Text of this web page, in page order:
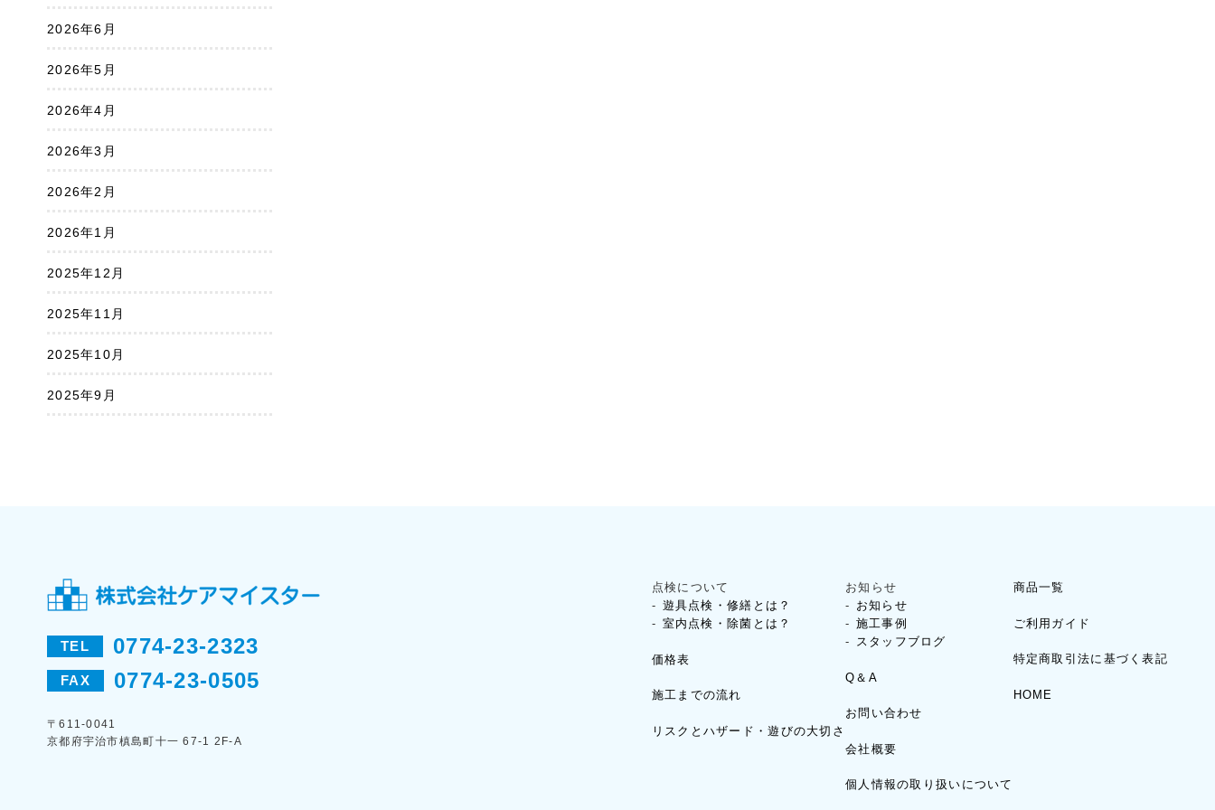
2026年6月
2026年5月
2026年4月
2026年3月
2026年2月
2026年1月
2025年12月
2025年11月
2025年10月
2025年9月
TEL 0774-23-2323
FAX 0774-23-0505
〒611-0041
京都府宇治市槙島町十一 67-1 2F-A
点検について
遊具点検・修繕とは？
室内点検・除菌とは？
価格表
施工までの流れ
リスクとハザード・遊びの大切さ
お知らせ
お知らせ
施工事例
スタッフブログ
Q＆A
お問い合わせ
会社概要
個人情報の取り扱いについて
商品一覧
ご利用ガイド
特定商取引法に基づく表記
HOME